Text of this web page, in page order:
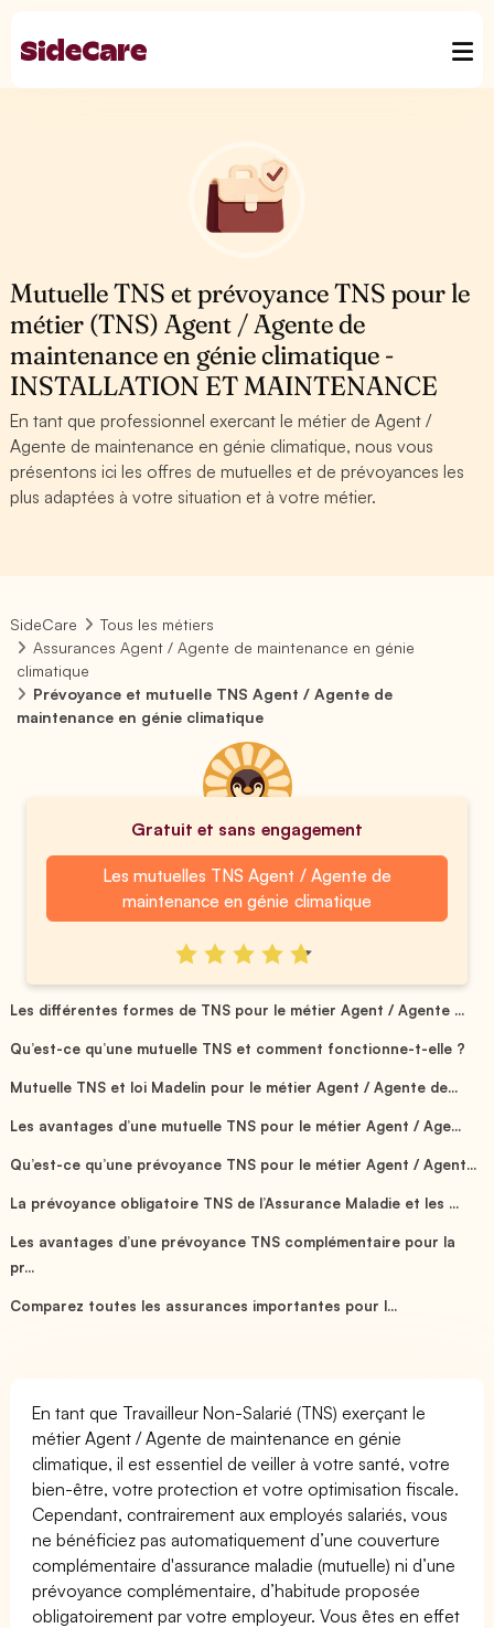
Mutuelle TNS et prévoyance TNS pour le
métier (TNS) Agent / Agente de
maintenance en génie climatique -
INSTALLATION ET MAINTENANCE
En tant que professionnel exercant le métier de Agent /
Agente de maintenance en génie climatique, nous vous
présentons ici les offres de mutuelles et de prévoyances les
plus adaptées à votre situation et à votre métier.
SideCare
Tous les métiers
Assurances Agent / Agente de maintenance en génie
climatique
Prévoyance et mutuelle TNS Agent / Agente de
maintenance en génie climatique
Gratuit et sans engagement
Les mutuelles TNS Agent / Agente de
maintenance en génie climatique
Les différentes formes de TNS pour le métier Agent / Agente ...
Qu’est-ce qu’une mutuelle TNS et comment fonctionne-t-elle ?
Mutuelle TNS et loi Madelin pour le métier Agent / Agente de...
Les avantages d’une mutuelle TNS pour le métier Agent / Age...
Qu’est-ce qu’une prévoyance TNS pour le métier Agent / Agent...
La prévoyance obligatoire TNS de l’Assurance Maladie et les ...
Les avantages d’une prévoyance TNS complémentaire pour la
pr...
Comparez toutes les assurances importantes pour l...
En tant que Travailleur Non-Salarié (TNS) exerçant le
métier Agent / Agente de maintenance en génie
climatique, il est essentiel de veiller à votre santé, votre
bien-être, votre protection et votre optimisation fiscale.
Cependant, contrairement aux employés salariés, vous
ne bénéficiez pas automatiquement d’une couverture
complémentaire d'assurance maladie (mutuelle) ni d’une
prévoyance complémentaire, d’habitude proposée
obligatoirement par votre employeur. Vous êtes en effet